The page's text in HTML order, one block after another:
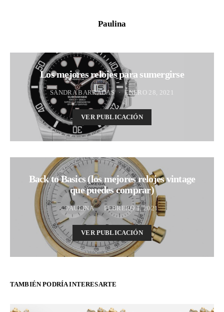
Paulina
Los mejores relojes para sumergirse
SANDRA BARRADAS ENERO 28, 2021
VER PUBLICACIÓN
Back to Basics (los mejores relojes vintage
que puedes comprar)
PAULINA FEBRERO 1, 2021
VER PUBLICACIÓN
TAMBIÉN PODRÍA INTERESARTE